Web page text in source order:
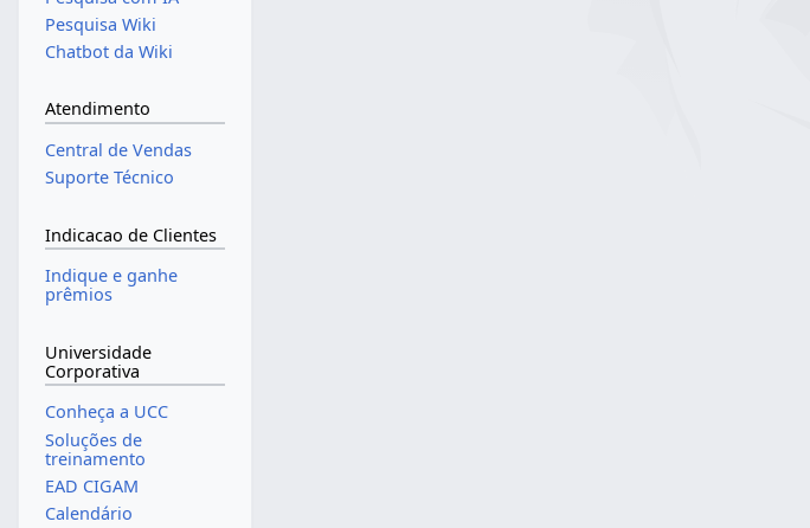
Pesquisa Wiki
Chatbot da Wiki
Atendimento
Central de Vendas
Suporte Técnico
Indicacao de Clientes
Indique e ganhe
prêmios
Universidade
Corporativa
Conheça a UCC
Soluções de
treinamento
EAD CIGAM
Calendário